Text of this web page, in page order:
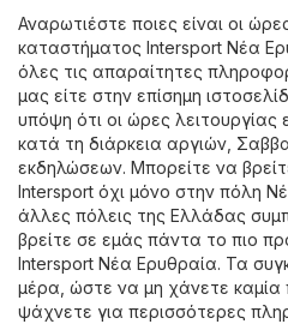
Αναρωτιέστε ποιες είναι οι
καταστήματος Intersport Νέα
όλες τις απαραίτητες
μας είτε στην επίσημη
υπόψη ότι οι ώρες
κατά τη διάρκεια αργιών,
εκδηλώσεων. Μπορείτε να
Intersport όχι μόνο στην πόλη
άλλες πόλεις της Ελλάδας
βρείτε σε εμάς πάντα το πιο
Intersport Νέα Ερυθραία. Τα
μέρα, ώστε να μη χάνετε
ψάχνετε για περισσότερες